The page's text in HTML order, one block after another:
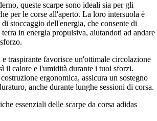
queste scarpe sono ideali sia per gli
per le corse all'aperto. La loro intersuola è
stoccaggio dell'energia, che consente di
in energia propulsiva, aiutandoti ad andare
traspirante favorisce un'ottimale circolazione
il calore e l'umidità durante i tuoi sforzi.
ergonomica, assicura un sostegno
anche durante lunghe sessioni di corsa.
essenziali delle scarpe da corsa adidas